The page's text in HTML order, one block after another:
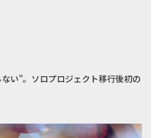
い”。ソロプロジェクト移行後初の